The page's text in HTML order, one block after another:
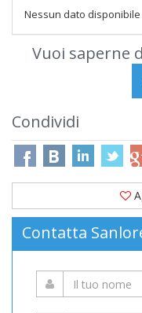
Nessun dato disponibile
Vuoi saperne
Condividi
Contatta